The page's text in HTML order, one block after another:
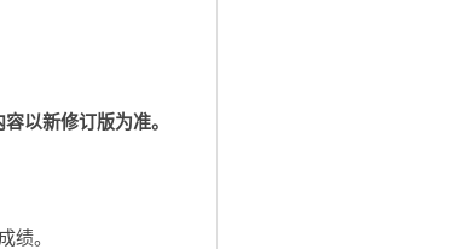
以新修订版为准。
绩。